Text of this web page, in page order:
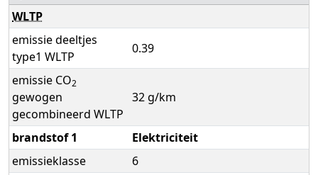
WLTP
emissie deeltjes
type1 WLTP
0.39
emissie CO2
gewogen
gecombineerd WLTP
32 g/km
brandstof 1
Elektriciteit
emissieklasse
6